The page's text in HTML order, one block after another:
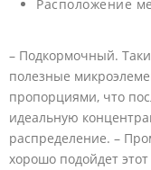
Расположение
– Подкормочный.
полезные
пропорциями, что
идеальную
распределение. –
хорошо подойдет